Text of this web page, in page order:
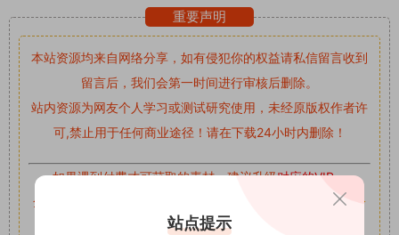
重要声明
本站资源均来自网络分享，如有侵犯你的权益请私信留言收到
留言后，我们会第一时间进行审核后删除。
站内资源为网友个人学习或测试研究使用，未经原版权作者许
可,禁止用于任何商业途径！请在下载24小时内删除！
如果遇到付费才可获取的素材，建议升级对应的VIP。
全站付费素材可提供补档服务
素材以主流网盘分
享。
站点提示